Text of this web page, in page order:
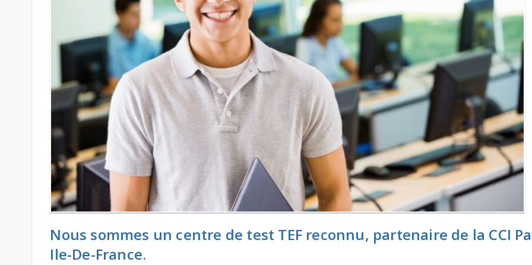
Nous sommes un centre de test TEF reconnu, partenaire de la CCI
Ile-De-France.